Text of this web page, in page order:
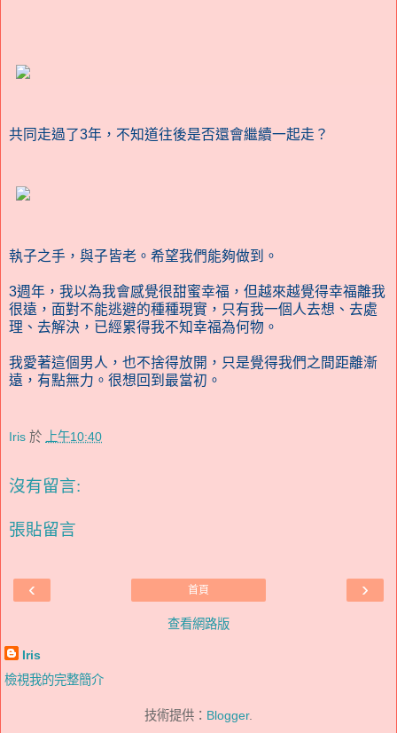
共同走過了3年，不知道往後是否還會繼續一起走？
執子之手，與子皆老。希望我們能夠做到。
3週年，我以為我會感覺很甜蜜幸福，但越來越覺得幸福離我
很遠，面對不能逃避的種種現實，只有我一個人去想、去處
理、去解決，已經累得我不知幸福為何物。
我愛著這個男人，也不捨得放開，只是覺得我們之間距離漸
遠，有點無力。很想回到最當初。
Iris 於 上午10:40
沒有留言:
張貼留言
‹ ›
首頁
查看網路版
Iris
檢視我的完整簡介
技術提供： Blogger.